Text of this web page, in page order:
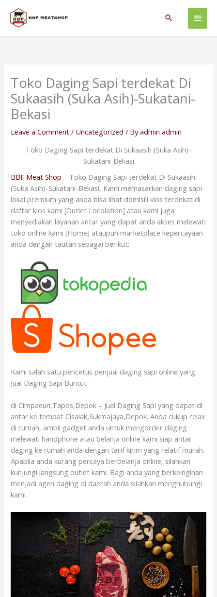
content
Main
Search
Toko Daging Sapi terdekat Di
Sukaasih (Suka Asih)-Sukatani-
Bekasi
Leave a Comment / Uncategorized / Byadmin admin
Toko Daging Sapi terdekat Di Sukaasih (Suka Asih)-
Sukatani-Bekasi
BBF Meat Shop – Toko Daging Sapi terdekat Di Sukaasih
(Suka Asih)-Sukatani-Bekasi, Kami memasarkan daging sapi
lokal premium yang anda bisa lihat domisili kios terdekat di
daftar kios kami [Outlet Locolation] atau kami juga
menyediakan layanan antar yang dapat anda akses melewati
toko online kami [Home] ataupun marketplace kepercayaan
anda dengan tautan sebagai berikut:
Kami salah satu pencetus penjual daging sapi online yang
Jual Daging Sapi Buntut
di Cimpaeun,Tapos,Depok – Jual Daging Sapi yang dapat di
antar ke tempat Cisalak,Sukmajaya,Depok. Anda cukup relax
di rumah, ambil gadget anda untuk mengorder daging
melewati handphone atau belanja online kami siap antar
daging ke rumah anda dengan tarif kirim yang relatif murah.
Apabila anda kurang percaya berbelanja online, silahkan
kunjungi langsung outlet kami. Bagi anda yang berkeinginan
menjadi agen daging di daerah anda silahkan menghubungi
kami.